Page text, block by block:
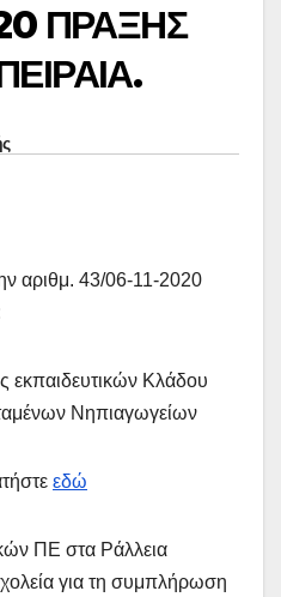
ΠΡΑΞΗΣ
αριθμ. 43/06-11-2020
εκπαιδευτικών Κλάδου
Νηπιαγωγείων
εδώ
ΠΕ στα Ράλλεια
για τη συμπλήρωση